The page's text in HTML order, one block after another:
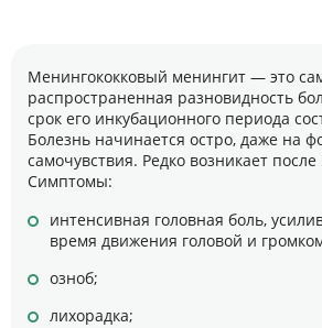
Менингококковый менингит — это
распространенная разновидность
срок его инкубационного периода
Болезнь начинается остро, даже на
самочувствия. Редко возникает
Симптомы:
интенсивная головная боль,
время движения головой и
озноб;
лихорадка;